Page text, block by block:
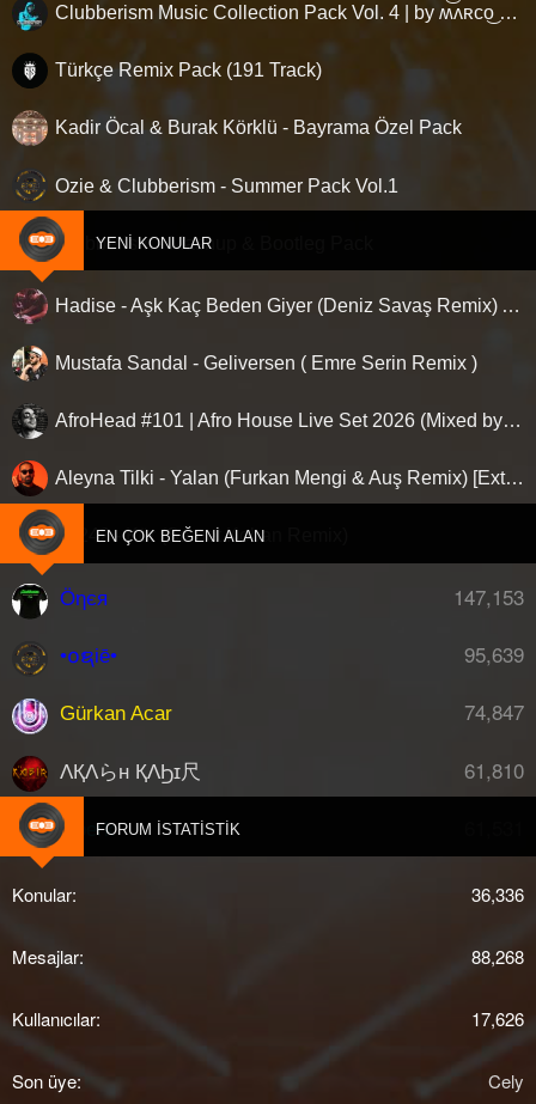
Clubberism Music Collection Pack Vol. 4 | by ʍ͝ʌʀco͜ ʌɴϯσɴio ҇
Türkçe Remix Pack (191 Track)
Kadir Öcal & Burak Körklü - Bayrama Özel Pack
Ozie & Clubberism - Summer Pack Vol.1
Clubberism - Mashup & Bootleg Pack
YENI KONULAR
Hadise - Aşk Kaç Beden Giyer (Deniz Savaş Remix) Afro House
Mustafa Sandal - Geliversen ( Emre Serin Remix )
AfroHead #101 | Afro House Live Set 2026 (Mixed by Kemal Özgür) No Jingle
Aleyna Tilki - Yalan (Furkan Mengi & Auş Remix) [Extended]
Ati242 - Kör (Samet Koban Remix)
EN ÇOK BEĞENI ALAN
147,153
Öηєя
95,639
•໐ຊiē•
74,847
Gürkan Acar
61,810
ΛҚΛらн ҚΛϦɪ尺
djberkFORUM İSTATISTIK
Konular 36,336
Mesajlar 88,268
Kullanıcılar 17,626
Son üye Cely